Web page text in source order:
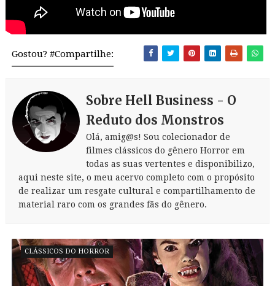
Gostou? #Compartilhe:
Sobre Hell Business - O
Reduto dos Monstros
Olá, amig@s! Sou colecionador de
filmes clássicos do gênero Horror em
todas as suas vertentes e disponibilizo,
aqui neste site, o meu acervo completo com o propósito
de realizar um resgate cultural e compartilhamento de
material raro com os grandes fãs do gênero.
CLÁSSICOS DO HORROR